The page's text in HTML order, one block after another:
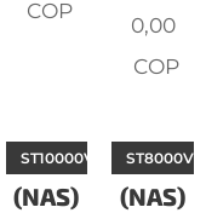
COP
0,00
COP
IRONWOLF
(NAS)
ST10000VN0004
(NAS)